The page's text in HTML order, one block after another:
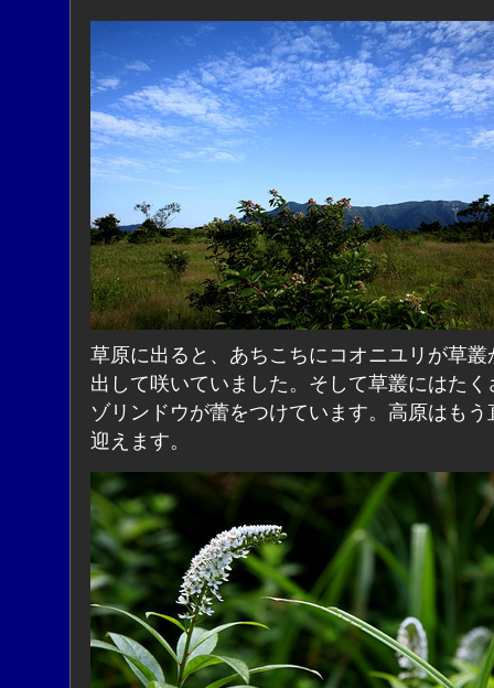
草原に出ると、あちこちにコオニユリが草叢
出して咲いていました。そして草叢にはたく
ゾリンドウが蕾をつけています。高原はもう
迎えます。